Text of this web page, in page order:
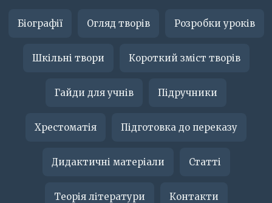
Біографії Огляд творів Розробки уроків
Шкільні твори Короткий зміст творів
Гайди для учнів Підручники
Хрестоматія Підготовка до переказу
Дидактичні матеріали Статті
Теорія літератури Контакти